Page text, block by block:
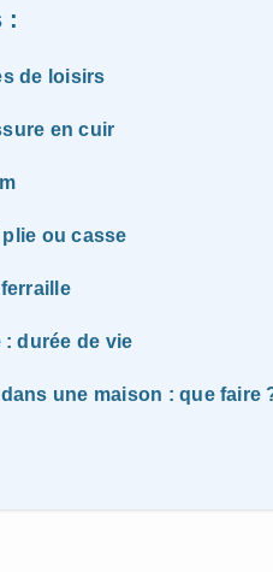
:
de loisirs
en cuir
ou casse
durée de vie
une maison : que faire